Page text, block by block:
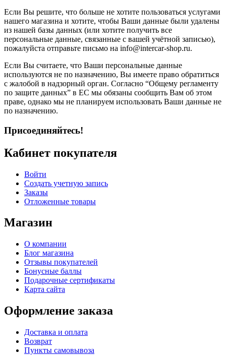
Если Вы решите, что больше не хотите пользоваться услугами
нашего магазина и хотите, чтобы Ваши данные были удалены
из нашей базы данных (или хотите получить все
персональные данные, связанные с вашей учётной записью),
пожалуйста отправьте письмо на info@intercar-shop.ru.
Если Вы считаете, что Ваши персональные данные
используются не по назначению, Вы имеете право обратиться
с жалобой в надзорный орган. Согласно “Общему регламенту
по защите данных” в ЕС мы обязаны сообщить Вам об этом
праве, однако мы не планируем использовать Ваши данные не
по назначению.
Присоединяйтесь!
Кабинет покупателя
Войти
Создать учетную запись
Заказы
Отложенные товары
Магазин
О компании
Блог магазина
Отзывы покупателей
Бонусные баллы
Подарочные сертификаты
Карта сайта
Оформление заказа
Доставка и оплата
Возврат
Пункты самовывоза